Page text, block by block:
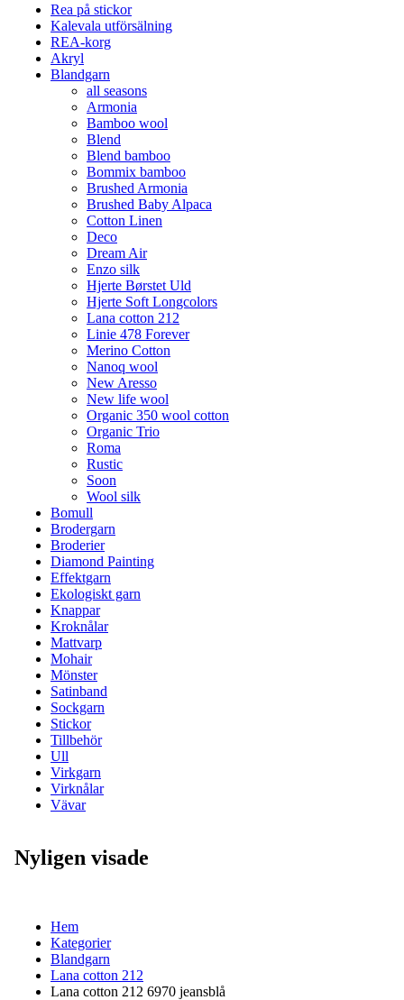
Rea på stickor
Kalevala utförsälning
REA-korg
Akryl
Blandgarn
all seasons
Armonia
Bamboo wool
Blend
Blend bamboo
Bommix bamboo
Brushed Armonia
Brushed Baby Alpaca
Cotton Linen
Deco
Dream Air
Enzo silk
Hjerte Børstet Uld
Hjerte Soft Longcolors
Lana cotton 212
Linie 478 Forever
Merino Cotton
Nanoq wool
New Aresso
New life wool
Organic 350 wool cotton
Organic Trio
Roma
Rustic
Soon
Wool silk
Bomull
Brodergarn
Broderier
Diamond Painting
Effektgarn
Ekologiskt garn
Knappar
Kroknålar
Mattvarp
Mohair
Mönster
Satinband
Sockgarn
Stickor
Tillbehör
Ull
Virkgarn
Virknålar
Vävar
Nyligen visade
Hem
Kategorier
Blandgarn
Lana cotton 212
Lana cotton 212 6970 jeansblå